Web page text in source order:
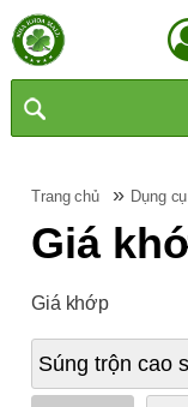
Trang chủ » Dụng cụ
Giá
Giá khớp
Súng trộn cao